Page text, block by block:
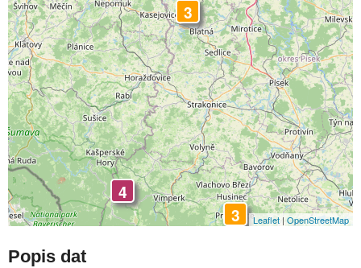
3
3
4
Leaflet | OpenStreetMap
Popis dat